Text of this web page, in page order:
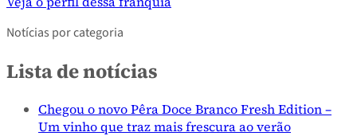
Notícias por categoria
Lista de notícias
Chegou o novo Pêra Doce Branco Fresh Edition –
Um vinho que traz mais frescura ao verão